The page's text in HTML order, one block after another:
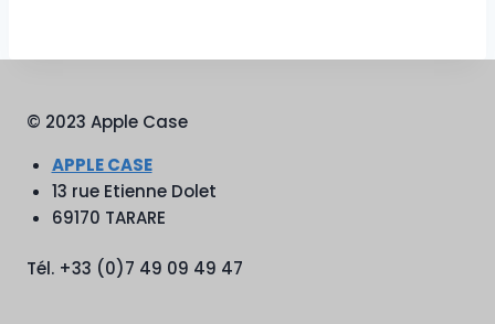
© 2023 Apple Case
APPLE CASE
13 rue Etienne Dolet
69170 TARARE
Tél. +33 (0)7 49 09 49 47